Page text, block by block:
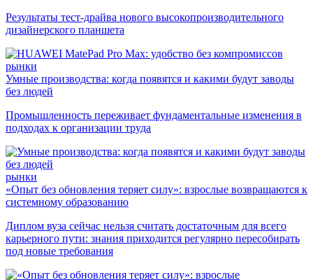
Результаты тест-драйва нового высокопроизводительного
дизайнерского планшета
рынки
Умные производства: когда появятся и какими будут заводы
без людей
Промышленность переживает фундаментальные изменения в
подходах к организации труда
рынки
«Опыт без обновления теряет силу»: взрослые возвращаются к
системному образованию
Диплом вуза сейчас нельзя считать достаточным для всего
карьерного пути: знания приходится регулярно пересобирать
под новые требования